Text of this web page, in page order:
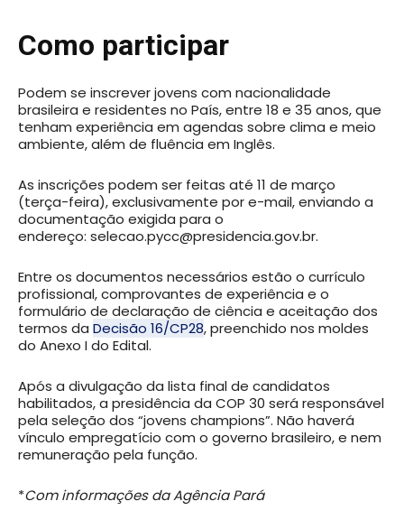
Como participar
Podem se inscrever jovens com nacionalidade
brasileira e residentes no País, entre 18 e 35 anos, que
tenham experiência em agendas sobre clima e meio
ambiente, além de fluência em Inglês.
As inscrições podem ser feitas até 11 de março
(terça-feira), exclusivamente por e-mail, enviando a
documentação exigida para o
endereço: selecao.pycc@presidencia.gov.br.
Entre os documentos necessários estão o currículo
profissional, comprovantes de experiência e o
formulário de declaração de ciência e aceitação dos
termos da Decisão 16/CP28, preenchido nos moldes
do Anexo I do Edital.
Após a divulgação da lista final de candidatos
habilitados, a presidência da COP 30 será responsável
pela seleção dos “jovens champions”. Não haverá
vínculo empregatício com o governo brasileiro, e nem
remuneração pela função.
*Com informações da Agência Pará